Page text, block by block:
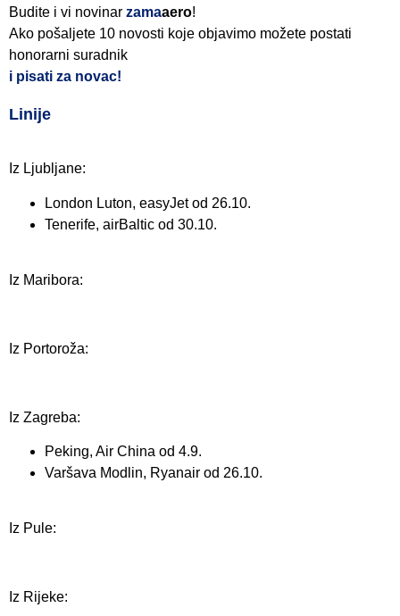
Budite i vi novinar zamaaero!
Ako pošaljete 10 novosti koje objavimo možete postati
honorarni suradnik
i pisati za novac!
Linije
Iz Ljubljane:
London Luton, easyJet od 26.10.
Tenerife, airBaltic od 30.10.
Iz Maribora:
Iz Portoroža:
Iz Zagreba:
Peking, Air China od 4.9.
Varšava Modlin, Ryanair od 26.10.
Iz Pule:
Iz Rijeke: